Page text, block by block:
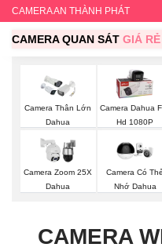
CAMERA AN THÀNH PHÁT
CAMERA QUAN SÁT GIÁ RẺ
Camera Thân Lớn
Dahua
Camera Dahua
Hd 1080P
Camera Zoom 25X
Dahua
Camera Có Thẻ
Nhớ Dahua
CAMERA